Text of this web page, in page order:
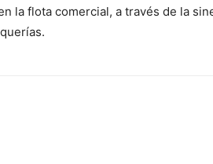
la flota comercial, a través de la